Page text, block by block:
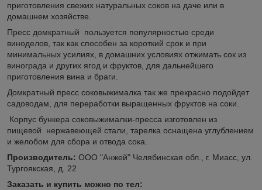
приготовления свежих натуральных соков на даче или в
домашнем хозяйстве.
Пресс домкратный пользуется популярностью среди
виноделов, так как способен за короткий срок и при
минимальных усилиях, в домашних условиях отжимать сок из
винограда и других ягод и фруктов, для дальнейшего
приготовления вина и браги.
Домкратный пресс соковыжималка так же прекрасно подойдет
садоводам, для переработки выращенных фруктов на соки.
Корпус бункера соковыжималки-пресса изготовлен из
пищевой нержавеющей стали, тарелка оснащена углублением
и желобом для сбора и отвода сока.
Производитель: ООО "Анжей" Челябинская обл., г. Миасс, ул.
Тургоякская, д. 22
Заказать и купить можно по тел: